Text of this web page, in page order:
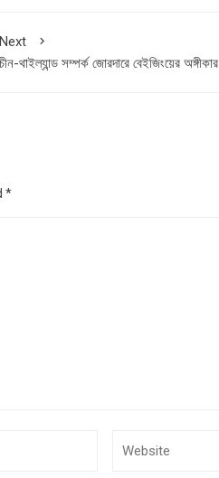
Next
চীন-থাইল্যান্ড সম্পর্ক জোরদারে বেইজিংয়ের অঙ্গীকার
*